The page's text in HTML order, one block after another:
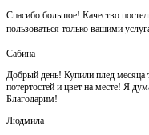
Спасибо большое! Качество
пользоваться только вашими
Сабина
Добрый день! Купили плед месяца
потертостей и цвет на месте! Я
Благодарим!
Людмила